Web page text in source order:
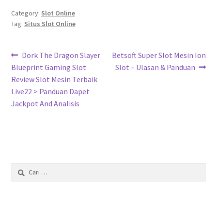
Category: Slot Online
Tag: Situs Slot Online
Navigasi
pos
Previous
post:
Dork The Dragon Slayer
Blueprint Gaming Slot
Review Slot Mesin Terbaik
Live22 > Panduan Dapet
Jackpot And Analisis
Next
post:
Betsoft Super Slot Mesin Ion
Slot – Ulasan & Panduan
untuk: